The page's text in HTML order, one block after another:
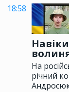
18:58
На
річний